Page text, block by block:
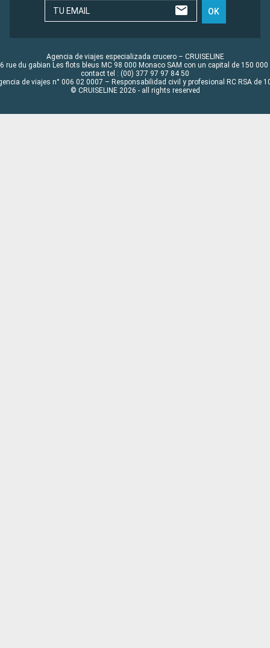
TU EMAIL OK
Agencia de viajes especializada crucero – CRUISELINE
rue du gabian Les flots bleus MC 98 000 Monaco SAM con un capital de 150 000
contact tel : (00) 377 97 97 84 50
de viajes n° 006 02 0007 – Responsabilidad civil y profesional RC RSA de
© CRUISELINE 2026 - all rights reserved